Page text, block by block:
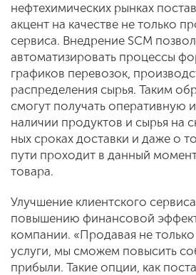
нефтехи­мических рынках
акцент на качестве не только
сервиса. Внедрение SCM
автоматизировать процессы
графиков перевозок,
распределения сырья. Таким
смогут получать
наличии продуктов и сырья на
ных сроках доставки и даже о
пути проходит в данный момент
товара.
Улучшение клиентского
повышению финансо­вой
компании. «Продавая не
услуги, мы сможем повысить
прибыли. Такие опции, как